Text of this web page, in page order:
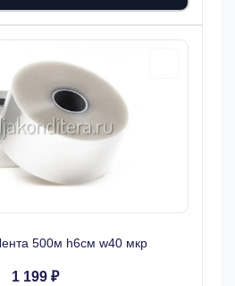
500м h6см w40 мкр
1 199 ₽